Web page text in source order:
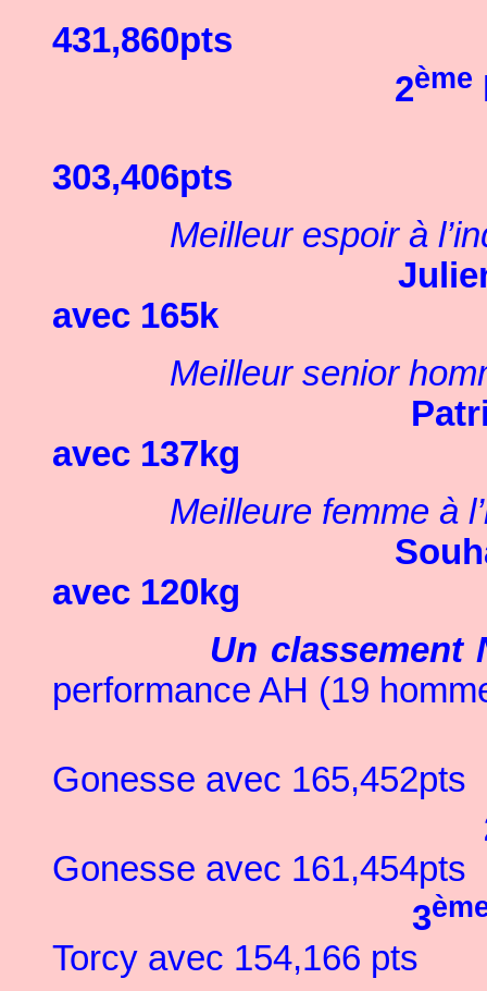
431,860pts
2ème
303,406pts
Meilleur espoir à
avec 165k
Meilleur senior
avec 137kg
Meilleure femme à
avec 120kg
Un classement
performance AH (19
Gonesse avec 165,452pts
Gonesse avec 161,454pts
3
Torcy avec 154,166 pts